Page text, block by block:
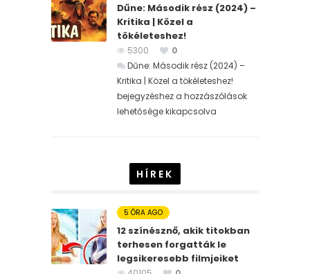
Dűne: Második rész (2024) –
Kritika | Közel a
tökéleteshez!
5300
0
Dűne: Második rész (2024) –
Kritika | Közel a tökéleteshez!
bejegyzéshez a hozzászólások
lehetősége kikapcsolva
HÍREK
5 ÓRA AGO
12 színésznő, akik titokban
terhesen forgatták le
legsikeresebb filmjeiket